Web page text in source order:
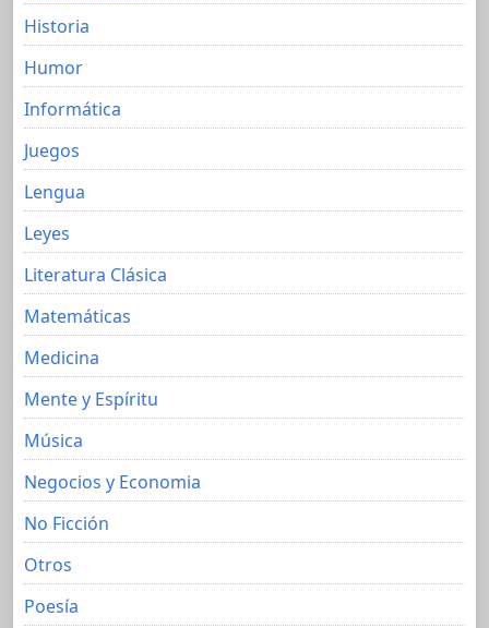
Historia
Humor
Informática
Juegos
Lengua
Leyes
Literatura Clásica
Matemáticas
Medicina
Mente y Espíritu
Música
Negocios y Economia
No Ficción
Otros
Poesía